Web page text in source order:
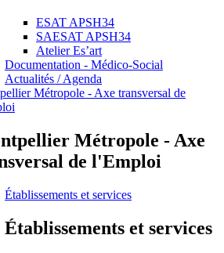
ESAT APSH34
SAESAT APSH34
Atelier Es’art
Documentation - Médico-Social
Actualités / Agenda
Métropole - Axe transversal de
Métropole - Axe
de l'Emploi
Établissements et services
Établissements et services